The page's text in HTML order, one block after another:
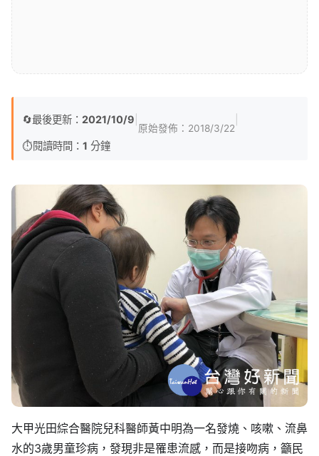
🔄最後更新： 2021/10/9
原始發佈： 2018/3/22
⏱️閱讀時間： 1 分鐘
大甲光田綜合醫院兒科醫師黃中明為一名發燒、咳嗽、流鼻
水的3歲男童珍病，發現非是罹患流感，而是接吻病，籲民